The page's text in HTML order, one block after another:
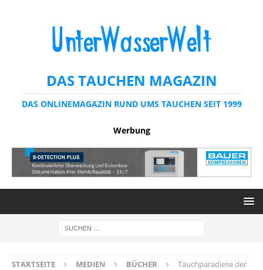
DAS TAUCHEN MAGAZIN
DAS ONLINEMAGAZIN RUND UMS TAUCHEN SEIT 1999
Werbung
STARTSEITE MEDIEN BÜCHER
Tauchparadiese der